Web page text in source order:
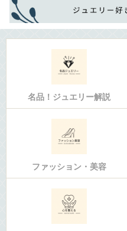
名品！ジュエリー解説
ファッション・美容